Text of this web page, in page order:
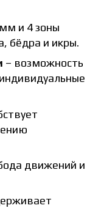
и 4 зоны
бёдра и икры.
– возможность
движений и